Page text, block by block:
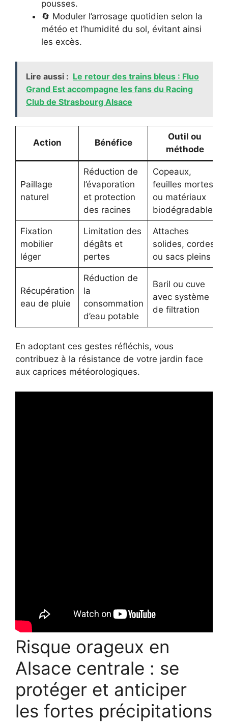
pousses.
🔄 Moduler l’arrosage quotidien selon la
météo et l’humidité du sol, évitant ainsi
les excès.
Lire aussi : Le retour des trains bleus : Fluo
Grand Est accompagne les fans du Racing
Club de Strasbourg Alsace
Action Bénéfice
Outil ou
méthode
Paillage
naturel
Réduction de
l’évaporation
et protection
des racines
Copeaux,
feuilles mortes
ou matériaux
biodégradables
Fixation
mobilier
léger
Limitation des
dégâts et
pertes
Attaches
solides, cordes
ou sacs pleins
Récupération
eau de pluie
Réduction de
la
consommation
d’eau potable
Baril ou cuve
avec système
de filtration
En adoptant ces gestes réfléchis, vous
contribuez à la résistance de votre jardin face
aux caprices météorologiques.
Risque orageux en
Alsace centrale : se
protéger et anticiper
les fortes précipitations